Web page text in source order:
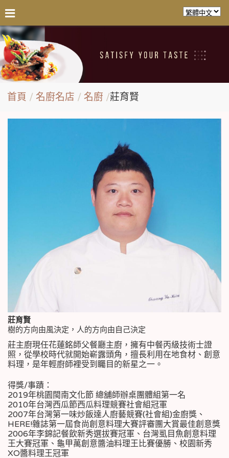
首頁 名廚名店 名廚 莊育賢
莊育賢
樹的方向由風決定，人的方向由自己決定
莊主廚現任花蓮銘師父餐廳主廚，擁有中餐丙級技術士證
照，從學校時代就開始嶄露頭角，擅長利用在地食材、創意
料理，是年輕廚師裡受到矚目的新星之一。
得獎/事蹟：
2019年桃園閩南文化節 總舖師辦桌團體組第一名
2010年台灣西瓜節西瓜料理競賽社會組冠軍
2007年台灣第一味炒飯達人廚藝競賽(社會組)金廚獎、
HERE!雜誌第一屆食尚創意料理大賽評審團大賞最佳創意獎
2006年李錦記餐飲新秀選拔賽冠軍、台灣虱目魚創意料理
王大賽冠軍、龜甲萬創意醬油料理王比賽優勝、校園新秀
XO醬料理王冠軍